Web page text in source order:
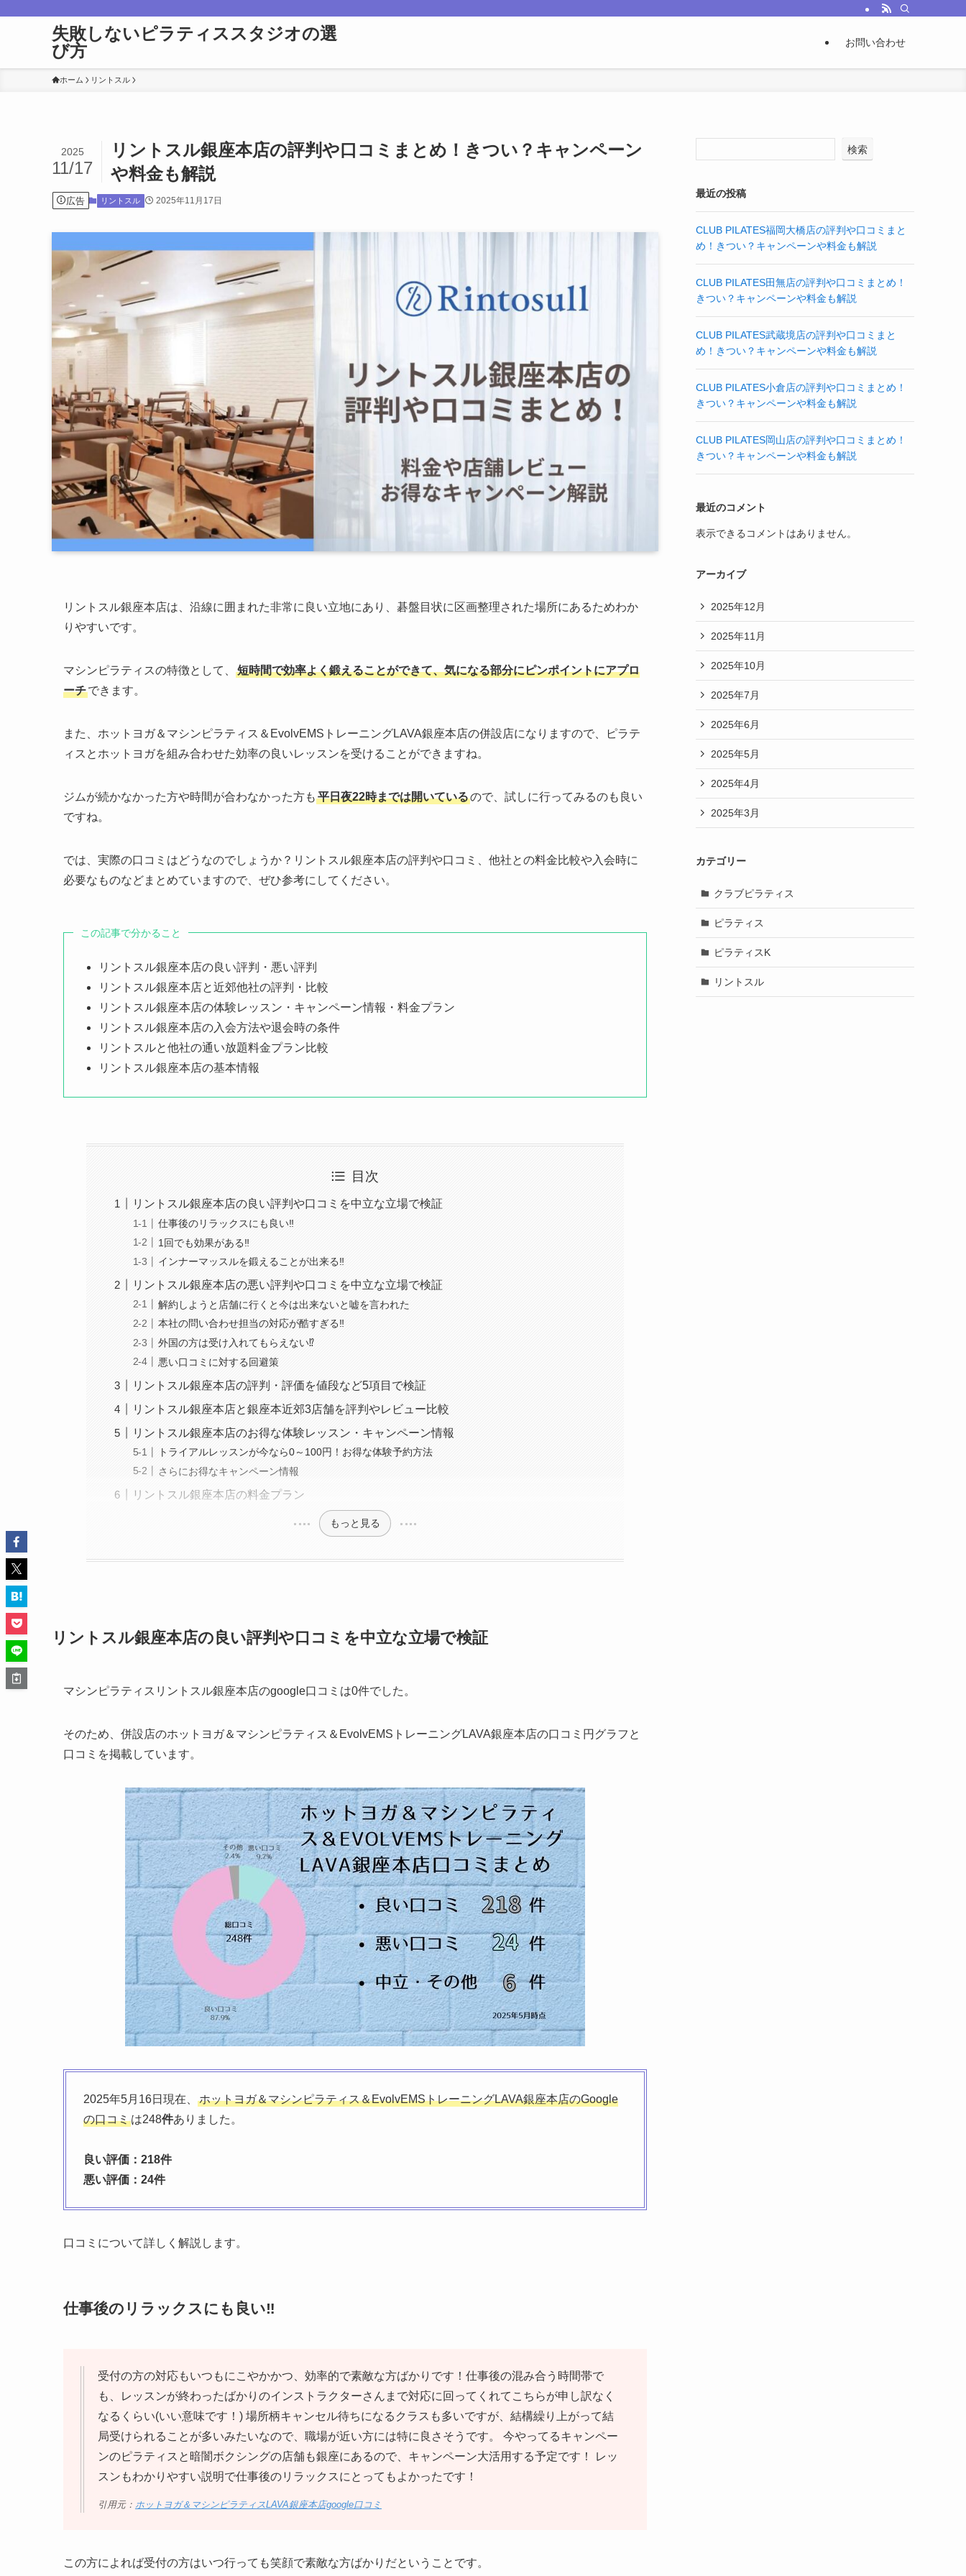
失敗しないピラティススタジオの選
び方
お問い合わせ
ホーム リントスル
リントスル銀座本店の評判や口コミまとめ！きつい？キャンペーン
や料金も解説
2025
11/17
広告 リントスル 2025年11月17日
リントスル銀座本店は、沿線に囲まれた非常に良い立地にあり、碁盤目状に区画整理された場所にあるためわか
りやすいです。
マシンピラティスの特徴として、
短時間で効率よく鍛えることができて、気になる部分にピンポイントにアプロ
ーチできます。
また、ホットヨガ＆マシンピラティス＆EvolvEMSトレーニングLAVA銀座本店の併設店になりますので、ピラテ
ィスとホットヨガを組み合わせた効率の良いレッスンを受けることができますね。
ジムが続かなかった方や時間が合わなかった方も 平日夜22時までは開いているので、試しに行ってみるのも良い
ですね。
では、実際の口コミはどうなのでしょうか？リントスル銀座本店の評判や口コミ、他社との料金比較や入会時に
必要なものなどまとめていますので、ぜひ参考にしてください。
この記事で分かること
リントスル銀座本店の良い評判・悪い評判
リントスル銀座本店と近郊他社の評判・比較
リントスル銀座本店の体験レッスン・キャンペーン情報・料金プラン
リントスル銀座本店の入会方法や退会時の条件
リントスルと他社の通い放題料金プラン比較
リントスル銀座本店の基本情報
目次
リントスル銀座本店の良い評判や口コミを中立な立場で検証
仕事後のリラックスにも良い‼
1回でも効果がある‼
インナーマッスルを鍛えることが出来る‼
リントスル銀座本店の悪い評判や口コミを中立な立場で検証
解約しようと店舗に行くと今は出来ないと嘘を言われた
本社の問い合わせ担当の対応が酷すぎる‼
外国の方は受け入れてもらえない⁉
悪い口コミに対する回避策
リントスル銀座本店の評判・評価を値段など5項目で検証
リントスル銀座本店と銀座本近郊3店舗を評判やレビュー比較
リントスル銀座本店のお得な体験レッスン・キャンペーン情報
トライアルレッスンが今なら0～100円！お得な体験予約方法
さらにお得なキャンペーン情報
リントスル銀座本店の料金プラン
もっと見る
リントスル銀座本店の良い評判や口コミを中立な立場で検証
マシンピラティスリントスル銀座本店のgoogle口コミは0件でした。
そのため、併設店のホットヨガ＆マシンピラティス＆EvolvEMSトレーニングLAVA銀座本店の口コミ円グラフと
口コミを掲載しています。
2025年5月16日現在、
ホットヨガ＆マシンピラティス＆EvolvEMSトレーニングLAVA銀座本店のGoogle
の口コミは248件ありました。
良い評価：218件
悪い評価：24件
口コミについて詳しく解説します。
仕事後のリラックスにも良い‼
受付の方の対応もいつもにこやかかつ、効率的で素敵な方ばかりです！仕事後の混み合う時間帯で
も、レッスンが終わったばかりのインストラクターさんまで対応に回ってくれてこちらが申し訳なく
なるくらい(いい意味です！) 場所柄キャンセル待ちになるクラスも多いですが、結構繰り上がって結
局受けられることが多いみたいなので、職場が近い方には特に良さそうです。 今やってるキャンペー
ンのピラティスと暗闇ボクシングの店舗も銀座にあるので、キャンペーン大活用する予定です！ レッ
スンもわかりやすい説明で仕事後のリラックスにとってもよかったです！
引用元： ホットヨガ＆マシンピラティスLAVA銀座本店google口コミ
この方によれば受付の方はいつ行っても笑顔で素敵な方ばかりだということです。
検索
最近の投稿
CLUB PILATES福岡大橋店の評判や口コミまと
め！きつい？キャンペーンや料金も解説
CLUB PILATES田無店の評判や口コミまとめ！
きつい？キャンペーンや料金も解説
CLUB PILATES武蔵境店の評判や口コミまと
め！きつい？キャンペーンや料金も解説
CLUB PILATES小倉店の評判や口コミまとめ！
きつい？キャンペーンや料金も解説
CLUB PILATES岡山店の評判や口コミまとめ！
きつい？キャンペーンや料金も解説
最近のコメント
表示できるコメントはありません。
アーカイブ
2025年12月
2025年11月
2025年10月
2025年7月
2025年6月
2025年5月
2025年4月
2025年3月
カテゴリー
クラブピラティス
ピラティス
ピラティスK
リントスル